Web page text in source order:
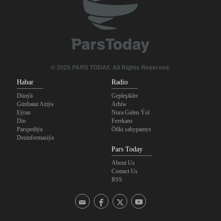
© 2025 PARS TODAY. All Rights Reserved.
Habar
Dünýä
Günbatar Aziýa
Eýran
Din
Parspediýa
Dezinformasiýa
Radio
Gepleşikler
Arhiw
Nura Giden Ýol
Ferekans
Öňki sahypamyz
Pars Today
About Us
Contact Us
RSS